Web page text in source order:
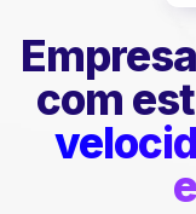
com